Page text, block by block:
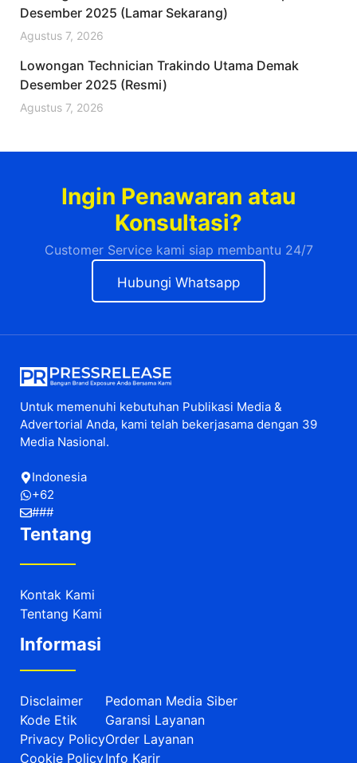
Desember 2025 (Lamar Sekarang)
Agustus 7, 2026
Lowongan Technician Trakindo Utama Demak
Desember 2025 (Resmi)
Agustus 7, 2026
Ingin Penawaran atau
Konsultasi?
Customer Service kami siap membantu 24/7
Hubungi Whatsapp
Untuk memenuhi kebutuhan Publikasi Media &
Advertorial Anda, kami telah bekerjasama dengan 39
Media Nasional.
Indonesia
+62
###
Tentang
Kontak Kami
Tentang Kami
Informasi
Disclaimer
Kode Etik
Privacy Policy
Cookie Policy
Pedoman Media Siber
Garansi Layanan
Order Layanan
Info Karir